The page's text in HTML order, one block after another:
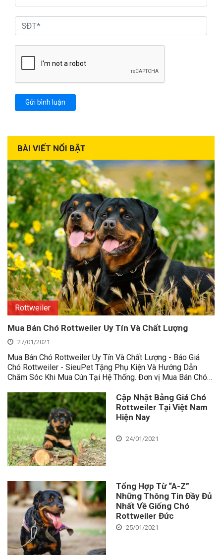
BÀI VIẾT NỔI BẬT
Rottweiler
Mua Bán Chó Rottweiler Uy Tín Và Chất Lượng
27/01/2021
Mua Bán Chó Rottweiler Uy Tín Và Chất Lượng - Báo Giá
Chó Rottweiler - SieuPet Tặng Phụ Kiện Và Hướng Dẫn
Chăm Sóc Khi Mua Cún Tại Hệ Thống. Đơn vị Mua Bán Chó…
Cập Nhật Bảng Giá Chó
Rottweiler Tại Việt Nam
Hiện Nay
24/01/2021
Tổng Hợp Từ “A-Z”
Những Thông Tin Đầy Đủ
Nhất Về Giống Chó
Rottweiler Đức
25/01/2021